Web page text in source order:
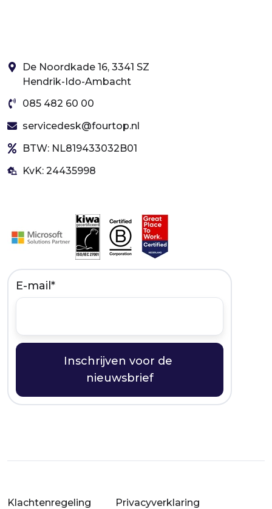
De Noordkade 16, 3341 SZ
Hendrik-Ido-Ambacht
085 482 60 00
servicedesk@fourtop.nl
BTW: NL819433032B01
KvK: 24435998
E-mail *
Klachtenregeling Privacyverklaring